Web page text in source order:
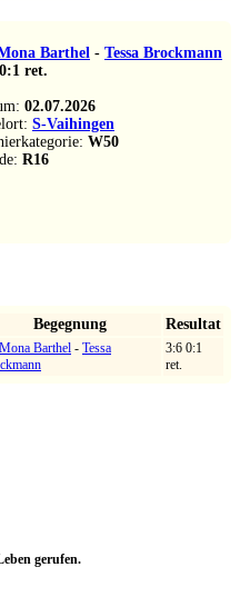
Barthel - Tessa Brockmann
0:1 ret.
02.07.2026
S-Vaihingen
W50
R16
Begegnung Resultat
Mona Barthel - Tessa
3:6 0:1
ret.
gerufen.